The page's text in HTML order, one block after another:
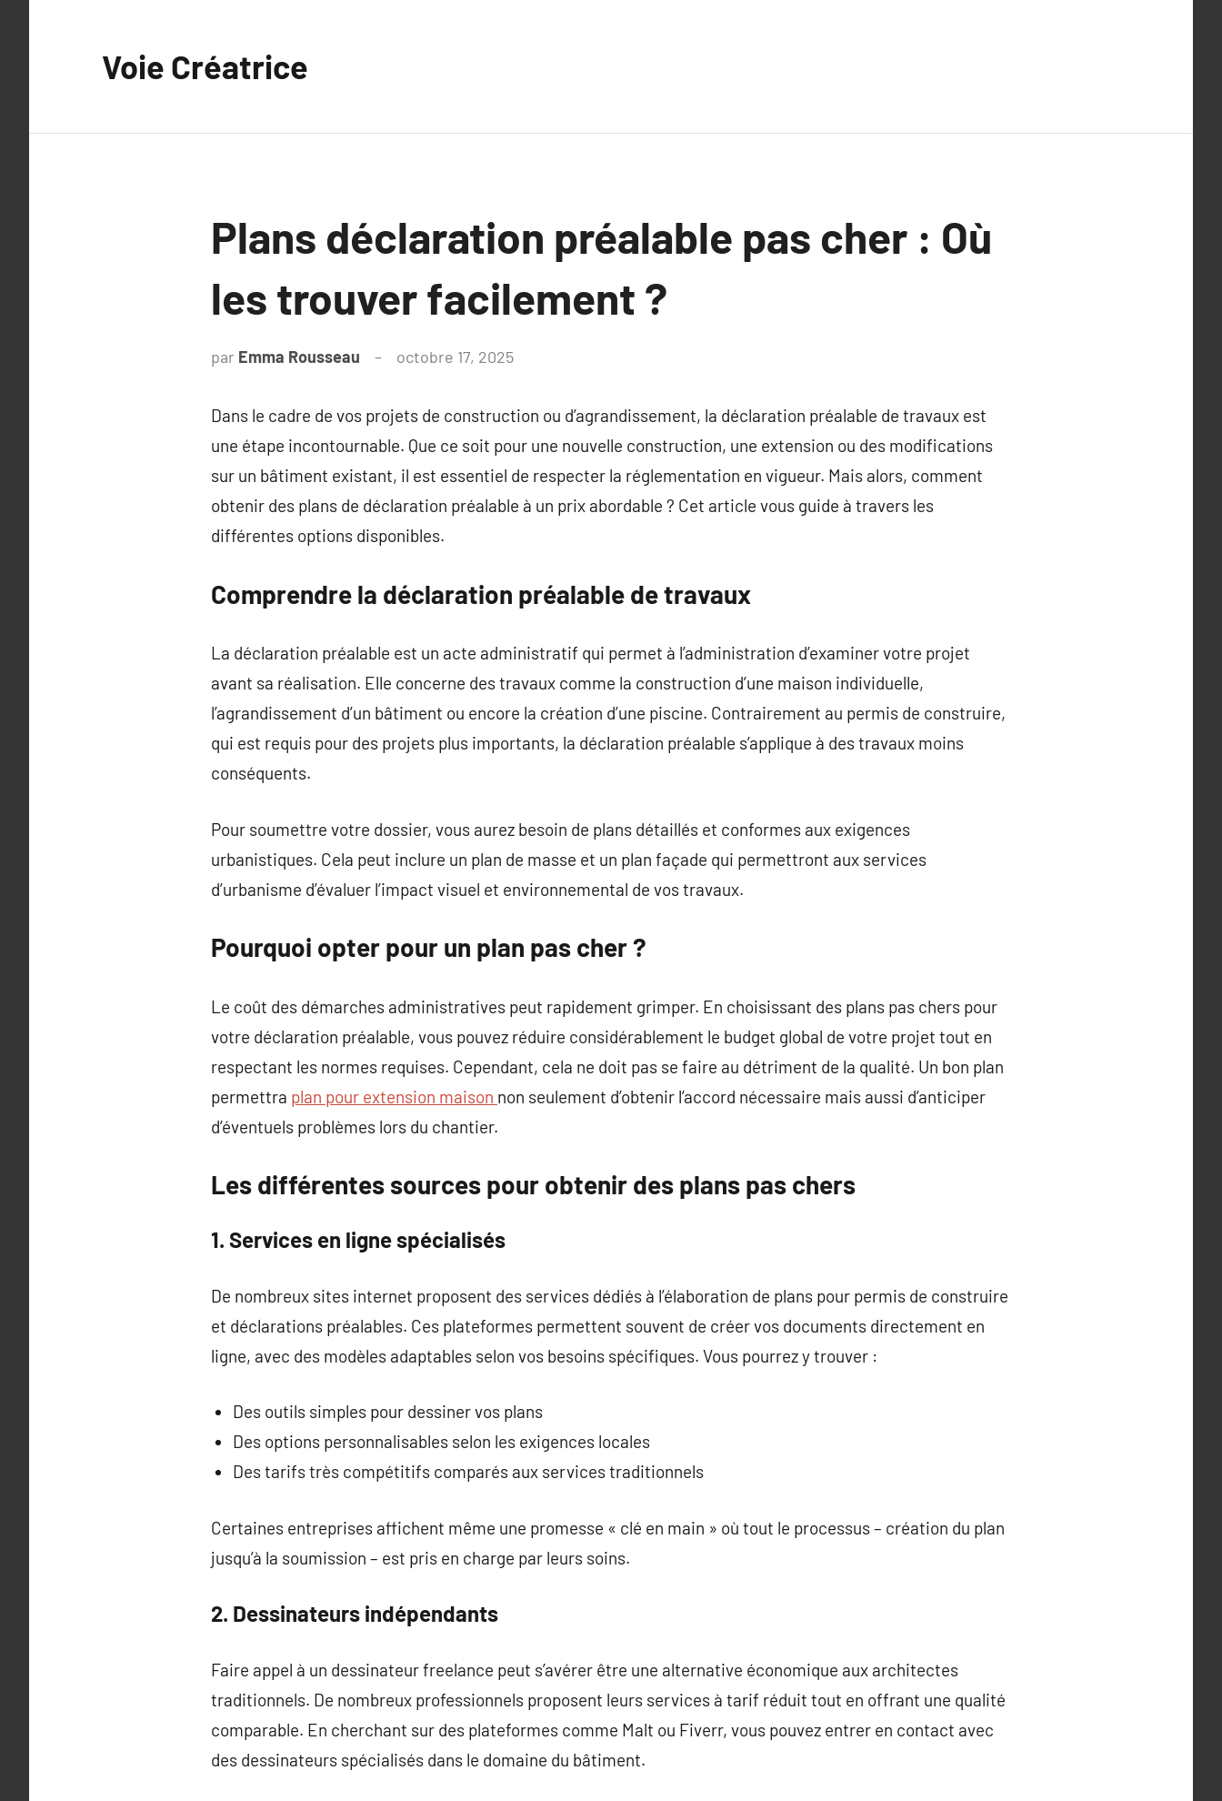
Voie Créatrice
Plans déclaration préalable pas cher : Où
les trouver facilement ?
par Emma Rousseau octobre 17, 2025
Dans le cadre de vos projets de construction ou d’agrandissement, la déclaration préalable de travaux est
une étape incontournable. Que ce soit pour une nouvelle construction, une extension ou des modifications
sur un bâtiment existant, il est essentiel de respecter la réglementation en vigueur. Mais alors, comment
obtenir des plans de déclaration préalable à un prix abordable ? Cet article vous guide à travers les
différentes options disponibles.
Comprendre la déclaration préalable de travaux
La déclaration préalable est un acte administratif qui permet à l’administration d’examiner votre projet
avant sa réalisation. Elle concerne des travaux comme la construction d’une maison individuelle,
l’agrandissement d’un bâtiment ou encore la création d’une piscine. Contrairement au permis de construire,
qui est requis pour des projets plus importants, la déclaration préalable s’applique à des travaux moins
conséquents.
Pour soumettre votre dossier, vous aurez besoin de plans détaillés et conformes aux exigences
urbanistiques. Cela peut inclure un plan de masse et un plan façade qui permettront aux services
d’urbanisme d’évaluer l’impact visuel et environnemental de vos travaux.
Pourquoi opter pour un plan pas cher ?
Le coût des démarches administratives peut rapidement grimper. En choisissant des plans pas chers pour
votre déclaration préalable, vous pouvez réduire considérablement le budget global de votre projet tout en
respectant les normes requises. Cependant, cela ne doit pas se faire au détriment de la qualité. Un bon plan
permettra plan pour extension maison non seulement d’obtenir l’accord nécessaire mais aussi d’anticiper
d’éventuels problèmes lors du chantier.
Les différentes sources pour obtenir des plans pas chers
1. Services en ligne spécialisés
De nombreux sites internet proposent des services dédiés à l’élaboration de plans pour permis de construire
et déclarations préalables. Ces plateformes permettent souvent de créer vos documents directement en
ligne, avec des modèles adaptables selon vos besoins spécifiques. Vous pourrez y trouver :
Des outils simples pour dessiner vos plans
Des options personnalisables selon les exigences locales
Des tarifs très compétitifs comparés aux services traditionnels
Certaines entreprises affichent même une promesse « clé en main » où tout le processus – création du plan
jusqu’à la soumission – est pris en charge par leurs soins.
2. Dessinateurs indépendants
Faire appel à un dessinateur freelance peut s’avérer être une alternative économique aux architectes
traditionnels. De nombreux professionnels proposent leurs services à tarif réduit tout en offrant une qualité
comparable. En cherchant sur des plateformes comme Malt ou Fiverr, vous pouvez entrer en contact avec
des dessinateurs spécialisés dans le domaine du bâtiment.